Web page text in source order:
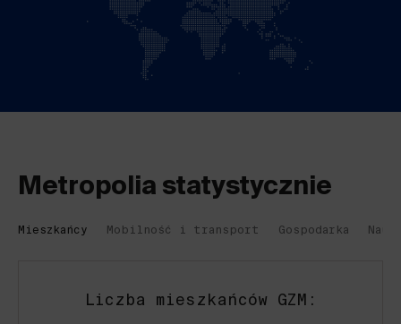
Metropolia statystycznie
Mieszkańcy Mobilność i transport Gospodarka Nauka
Liczba mieszkańców GZM: